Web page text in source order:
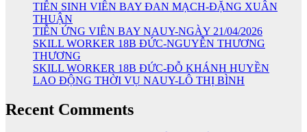
TIỄN SINH VIÊN BAY ĐAN MẠCH-ĐẶNG XUÂN
THUẬN
TIỄN ỨNG VIÊN BAY NAUY-NGÀY 21/04/2026
SKILL WORKER 18B ĐỨC-NGUYỄN THƯƠNG
THƯƠNG
SKILL WORKER 18B ĐỨC-ĐỖ KHÁNH HUYỀN
LAO ĐỘNG THỜI VỤ NAUY-LÔ THỊ BÌNH
Recent Comments